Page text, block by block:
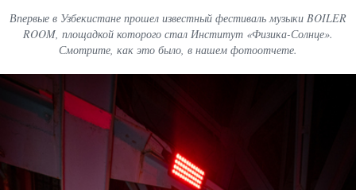
Впервые в Узбекистане прошел известный фестиваль музыки BOILER
ROOM, площадкой которого стал Институт «Физика-Солнце».
Смотрите, как это было, в нашем фотоотчете.